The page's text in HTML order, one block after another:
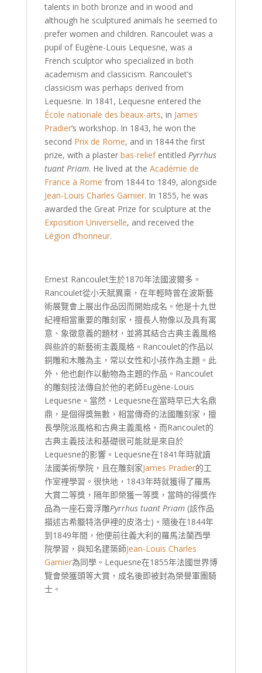
talents in both bronze and in wood and
although he sculptured animals he seemed to
prefer women and children. Rancoulet was a
pupil of Eugène-Louis Lequesne, was a
French sculptor who specialized in both
academism and classicism. Rancoulet’s
classicism was perhaps derived from
Lequesne. In 1841, Lequesne entered the
École nationale des beaux-arts, in James
Pradier‘s workshop. In 1843, he won the
second Prix de Rome, and in 1844 the first
prize, with a plaster bas-reliefentitled Pyrrhus
tuant Priam. He lived at the Académie de
France à Rome from 1844 to 1849, alongside
Jean-Louis Charles Garnier. In 1855, he was
awarded the Great Prize for sculpture at the
Exposition Universelle, and received the
Légion d’honneur.
Ernest Rancoulet生於1870年法國波爾多。
Rancoulet從小天賦異稟，在年輕時曾在波斯藝
術展覽會上展出作品因而開始成名。他是十九世
紀裡相當重要的雕刻家，擅長人物像以及具有寓
意、象徵意義的題材，並將其結合古典主義風格
與些許的新藝術主義風格。Rancoulet的作品以
銅雕和木雕為主，常以女性和小孩作為主題。此
外，他也創作以動物為主題的作品。Rancoulet
的雕刻技法傳自於他的老師Eugène-Louis
Lequesne。當然，Lequesne在當時早已大名鼎
鼎，是個得獎無數，相當傳奇的法國雕刻家，擅
長學院派風格和古典主義風格，而Rancoulet的
古典主義技法和基礎很可能就是來自於
Lequesne的影響。Lequesne在1841年時就讀
法國美術學院，且在雕刻家James Pradier的工
作室裡學習。很快地，1843年時就獲得了羅馬
大賞二等獎，隔年即榮獲一等獎，當時的得獎作
品為一座石膏浮雕Pyrrhus tuant Priam (該作品
描述古希臘特洛伊裡的皮洛士)。隨後在1844年
到1849年間，他便前往義大利的羅馬法蘭西學
院學習，與知名建築師Jean-Louis Charles
Garnier為同學。Lequesne在1855年法國世界博
覽會榮獲頭等大賞，成名後即被封為榮譽軍團騎
士。